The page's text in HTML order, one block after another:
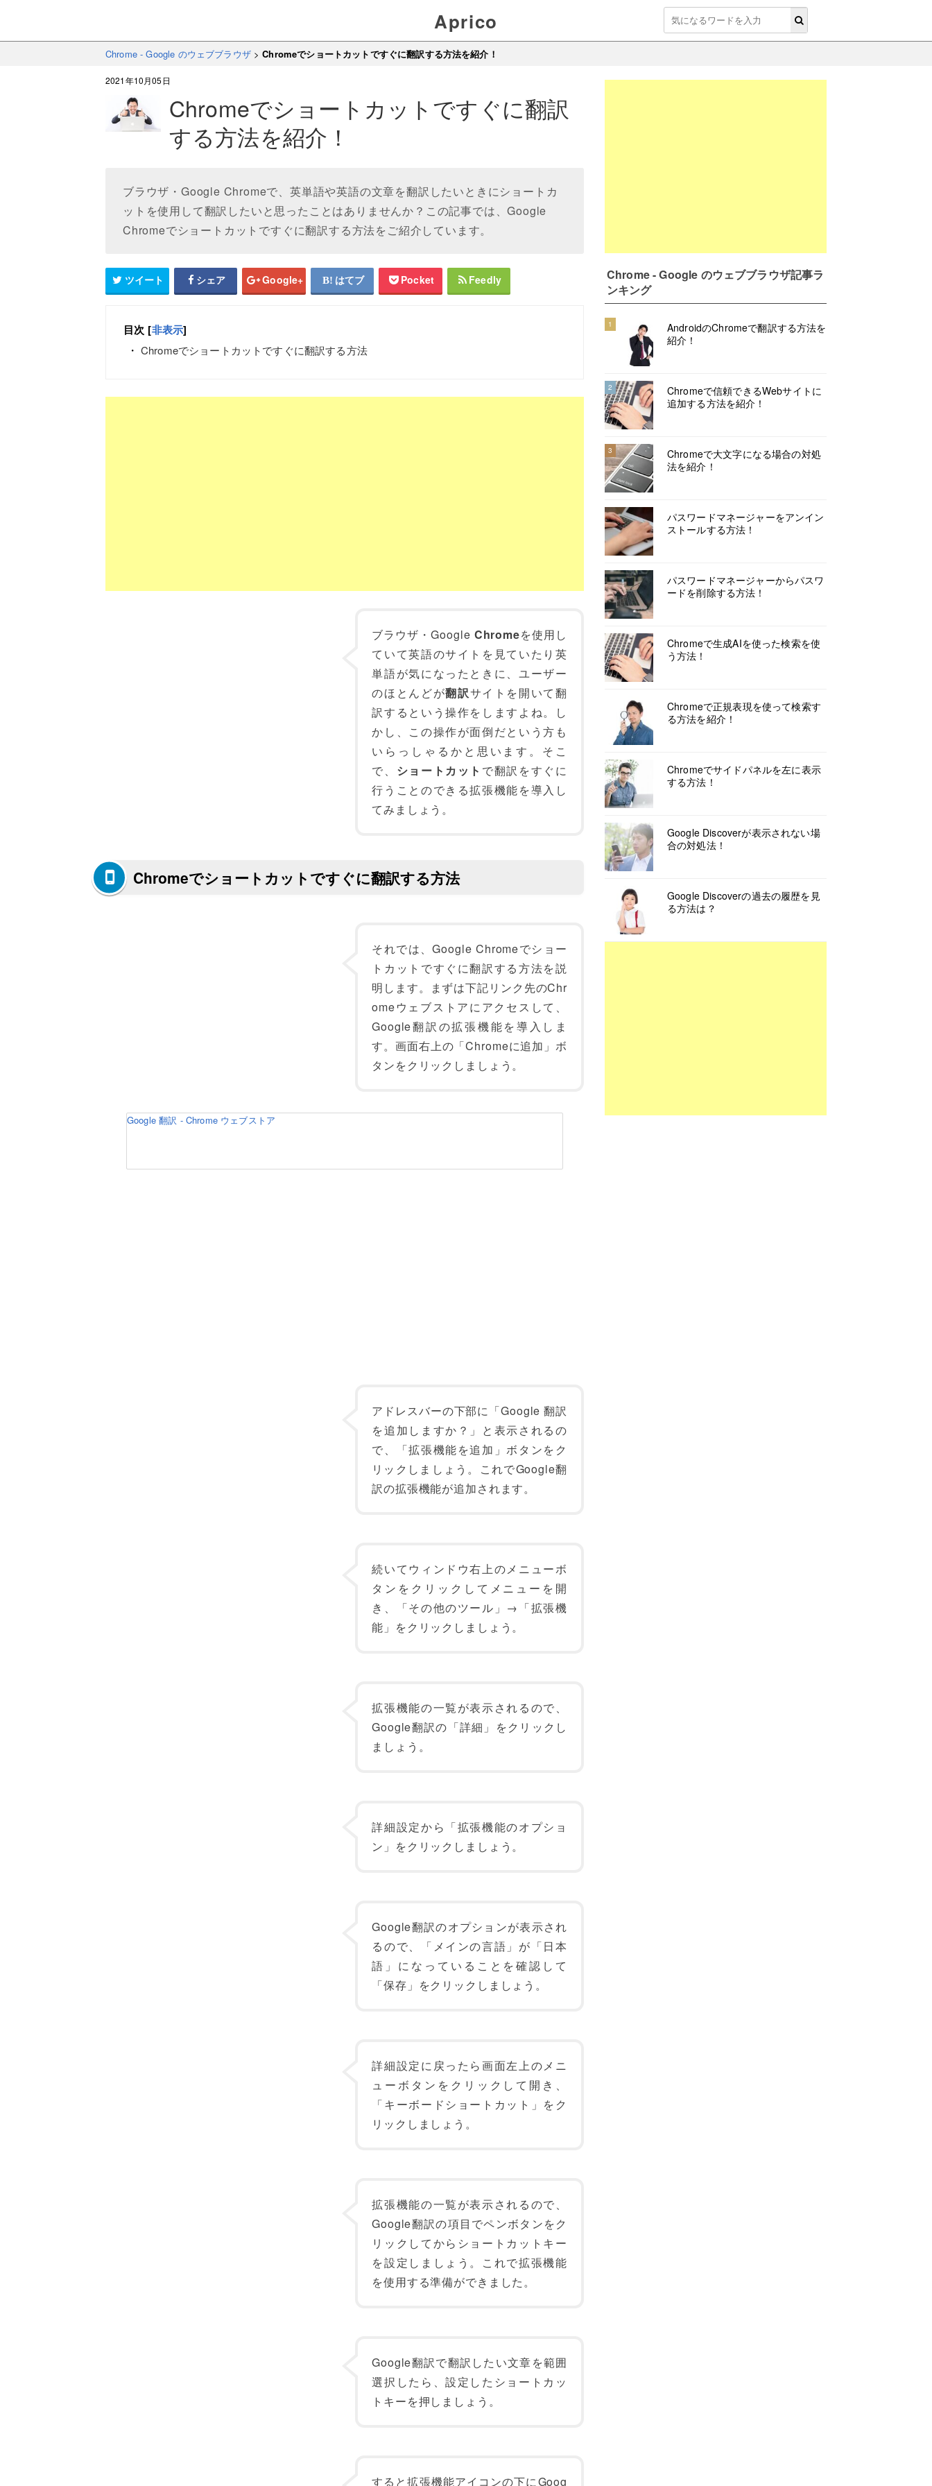
Aprico
Chrome - Google のウェブブラウザ>Chromeでショートカットですぐに翻訳する方法を紹介！
2021年10月05日
Chromeでショートカットですぐに翻訳
する方法を紹介！
ブラウザ・Google Chromeで、英単語や英語の文章を翻訳したいときにショートカ
ットを使用して翻訳したいと思ったことはありませんか？この記事では、Google
Chromeでショートカットですぐに翻訳する方法をご紹介しています。
ツイート シェア Google+ はてブ Pocket Feedly
目次 [非表示]
Chromeでショートカットですぐに翻訳する方法
ブラウザ・Google Chromeを使用し
ていて英語のサイトを見ていたり英
単語が気になったときに、ユーザー
のほとんどが翻訳サイトを開いて翻
訳するという操作をしますよね。し
かし、この操作が面倒だという方も
いらっしゃるかと思います。そこ
で、 ショートカット で翻訳をすぐに
行うことのできる拡張機能を導入し
てみましょう。
Chromeでショートカットですぐに翻訳する方法
それでは、Google Chromeでショー
トカットですぐに翻訳する方法を説
明します。まずは下記リンク先のChr
omeウェブストアにアクセスして、
Google翻訳の拡張機能を導入しま
す。画面右上の「Chromeに追加」ボ
タンをクリックしましょう。
Google 翻訳 - Chrome ウェブストア
アドレスバーの下部に「Google 翻訳
を追加しますか？」と表示されるの
で、「拡張機能を追加」ボタンをク
リックしましょう。これでGoogle翻
訳の拡張機能が追加されます。
続いてウィンドウ右上のメニューボ
タンをクリックしてメニューを開
き、「その他のツール」→「拡張機
能」をクリックしましょう。
拡張機能の一覧が表示されるので、
Google翻訳の「詳細」をクリックし
ましょう。
詳細設定から「拡張機能のオプショ
ン」をクリックしましょう。
Google翻訳のオプションが表示され
るので、「メインの言語」が「日本
語」になっていることを確認して
「保存」をクリックしましょう。
詳細設定に戻ったら画面左上のメニ
ューボタンをクリックして開き、
「キーボードショートカット」をク
リックしましょう。
拡張機能の一覧が表示されるので、
Google翻訳の項目でペンボタンをク
リックしてからショートカットキー
を設定しましょう。これで拡張機能
を使用する準備ができました。
Google翻訳で翻訳したい文章を範囲
選択したら、設定したショートカッ
トキーを押しましょう。
すると拡張機能アイコンの下にGoog
Chrome - Google のウェブブラウザ記事ラ
ンキング
1
AndroidのChromeで翻訳する方法を
紹介！
2
Chromeで信頼できるWebサイトに
追加する方法を紹介！
3
Chromeで大文字になる場合の対処
法を紹介！
パスワードマネージャーをアンイン
ストールする方法！
パスワードマネージャーからパスワ
ードを削除する方法！
Chromeで生成AIを使った検索を使
う方法！
Chromeで正規表現を使って検索す
る方法を紹介！
Chromeでサイドパネルを左に表示
する方法！
Google Discoverが表示されない場
合の対処法！
Google Discoverの過去の履歴を見
る方法は？